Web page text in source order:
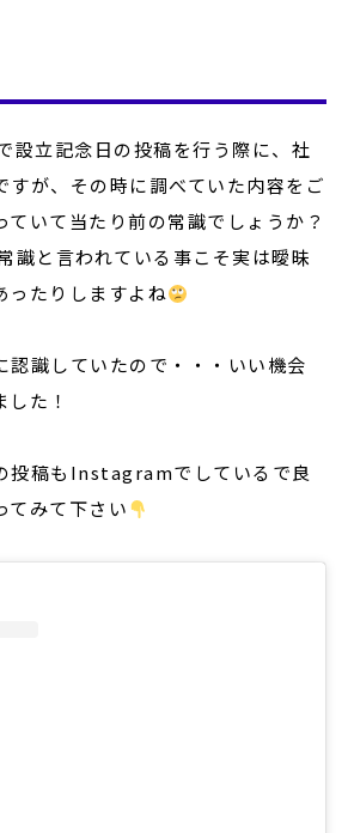
設立記念日の投稿を行う際に、社
すが、その時に調べていた内容をご
ていて当たり前の常識でしょうか？
識と言われている事こそ実は曖昧
ったりしますよね
認識していたので・・・いい機会
た！
投稿もInstagramでしているで良
てみて下さい